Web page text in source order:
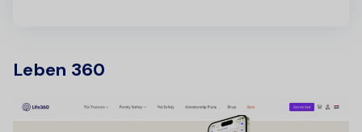
Leben 360